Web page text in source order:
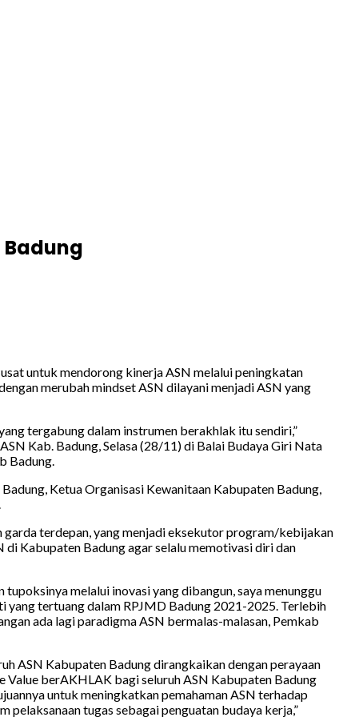
Badung
untuk mendorong kinerja ASN melalui peningkatan
merubah mindset ASN dilayani menjadi ASN yang
tergabung dalam instrumen berakhlak itu sendiri,”
Kab. Badung, Selasa (28/11) di Balai Budaya Giri Nata
Badung.
Ketua Organisasi Kewanitaan Kabupaten Badung,
terdepan, yang menjadi eksekutor program/kebijakan
di Kabupaten Badung agar selalu memotivasi diri dan
melalui inovasi yang dibangun, saya menunggu
yang tertuang dalam RPJMD Badung 2021-2025. Terlebih
ada lagi paradigma ASN bermalas-malasan, Pemkab
ASN Kabupaten Badung dirangkaikan dengan perayaan
Value berAKHLAK bagi seluruh ASN Kabupaten Badung
untuk meningkatkan pemahaman ASN terhadap
tugas sebagai penguatan budaya kerja,”